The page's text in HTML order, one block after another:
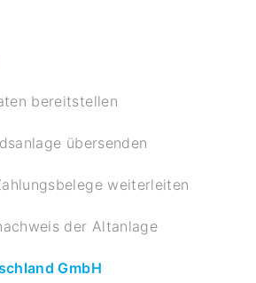
bereitstellen
übersenden
weiterleiten
der Altanlage
GmbH